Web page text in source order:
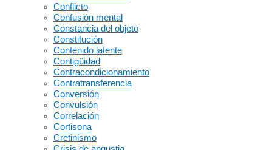
Conflicto
Confusión mental
Constancia del objeto
Constitución
Contenido latente
Contigüidad
Contracondicionamiento
Contratransferencia
Conversión
Convulsión
Correlación
Cortisona
Cretinismo